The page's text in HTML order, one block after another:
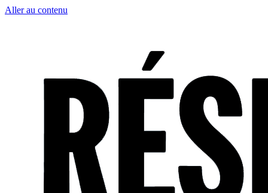
Aller au contenu